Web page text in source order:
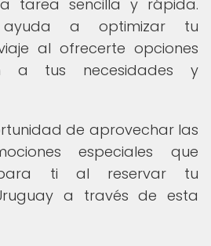
tarea sencilla y rápida.
a optimizar tu
al ofrecerte opciones
a tus necesidades y
de aprovechar las
especiales que
ti al reservar tu
a través de esta